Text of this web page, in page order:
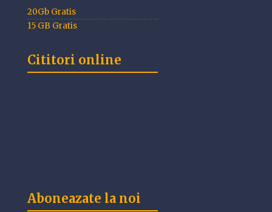
20Gb Gratis
15 GB Gratis
Cititori online
Aboneazate la noi